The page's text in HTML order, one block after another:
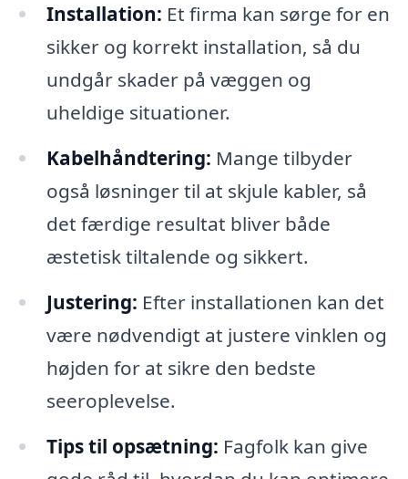
Installation: Et firma kan sørge for en
sikker og korrekt installation, så du
undgår skader på væggen og
uheldige situationer.
Kabelhåndtering: Mange tilbyder
også løsninger til at skjule kabler, så
det færdige resultat bliver både
æstetisk tiltalende og sikkert.
Justering: Efter installationen kan det
være nødvendigt at justere vinklen og
højden for at sikre den bedste
seeroplevelse.
Tips til opsætning: Fagfolk kan give